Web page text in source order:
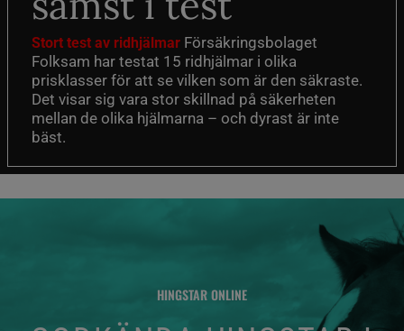
Stort test av ridhjälmar Försäkringsbolaget
Folksam har testat 15 ridhjälmar i olika
prisklasser för att se vilken som är den säkraste.
Det visar sig vara stor skillnad på säkerheten
mellan de olika hjälmarna – och dyrast är inte
bäst.
HINGSTAR ONLINE